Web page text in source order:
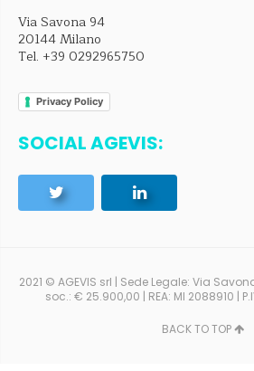
Via Savona 94
20144 Milano
Tel. +39 0292965750
Privacy Policy
SOCIAL AGEVIS:
2021 © AGEVIS srl | Sede Legale: Via
soc.: € 25.900,00 | REA: MI 2088910 |
BACK TO TOP